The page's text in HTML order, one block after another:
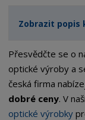
s
r
a
n
Zobrazit popis
Přesvědčte se o
optické výroby a
česká firma
dobré ceny. V
optické výrobky